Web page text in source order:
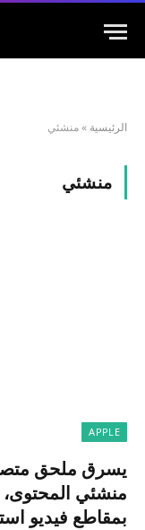
الرئيسية »منشئي
منشئي
APPLE
منشئي
بمقاطع فيديو